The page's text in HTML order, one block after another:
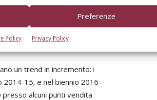
Preferenze
Policy Privacy Policy
tempo a disposizione per la
di preparazione o già pronti
tempo da dedicare alla
più avanzata è
un trend in incremento: i
2014-15, e nel biennio 2016-
alcuni punti vendita